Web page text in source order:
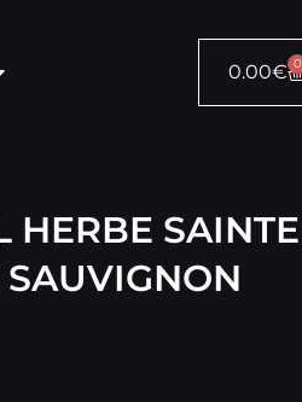
0.00€ 0
HERBE SAINTE